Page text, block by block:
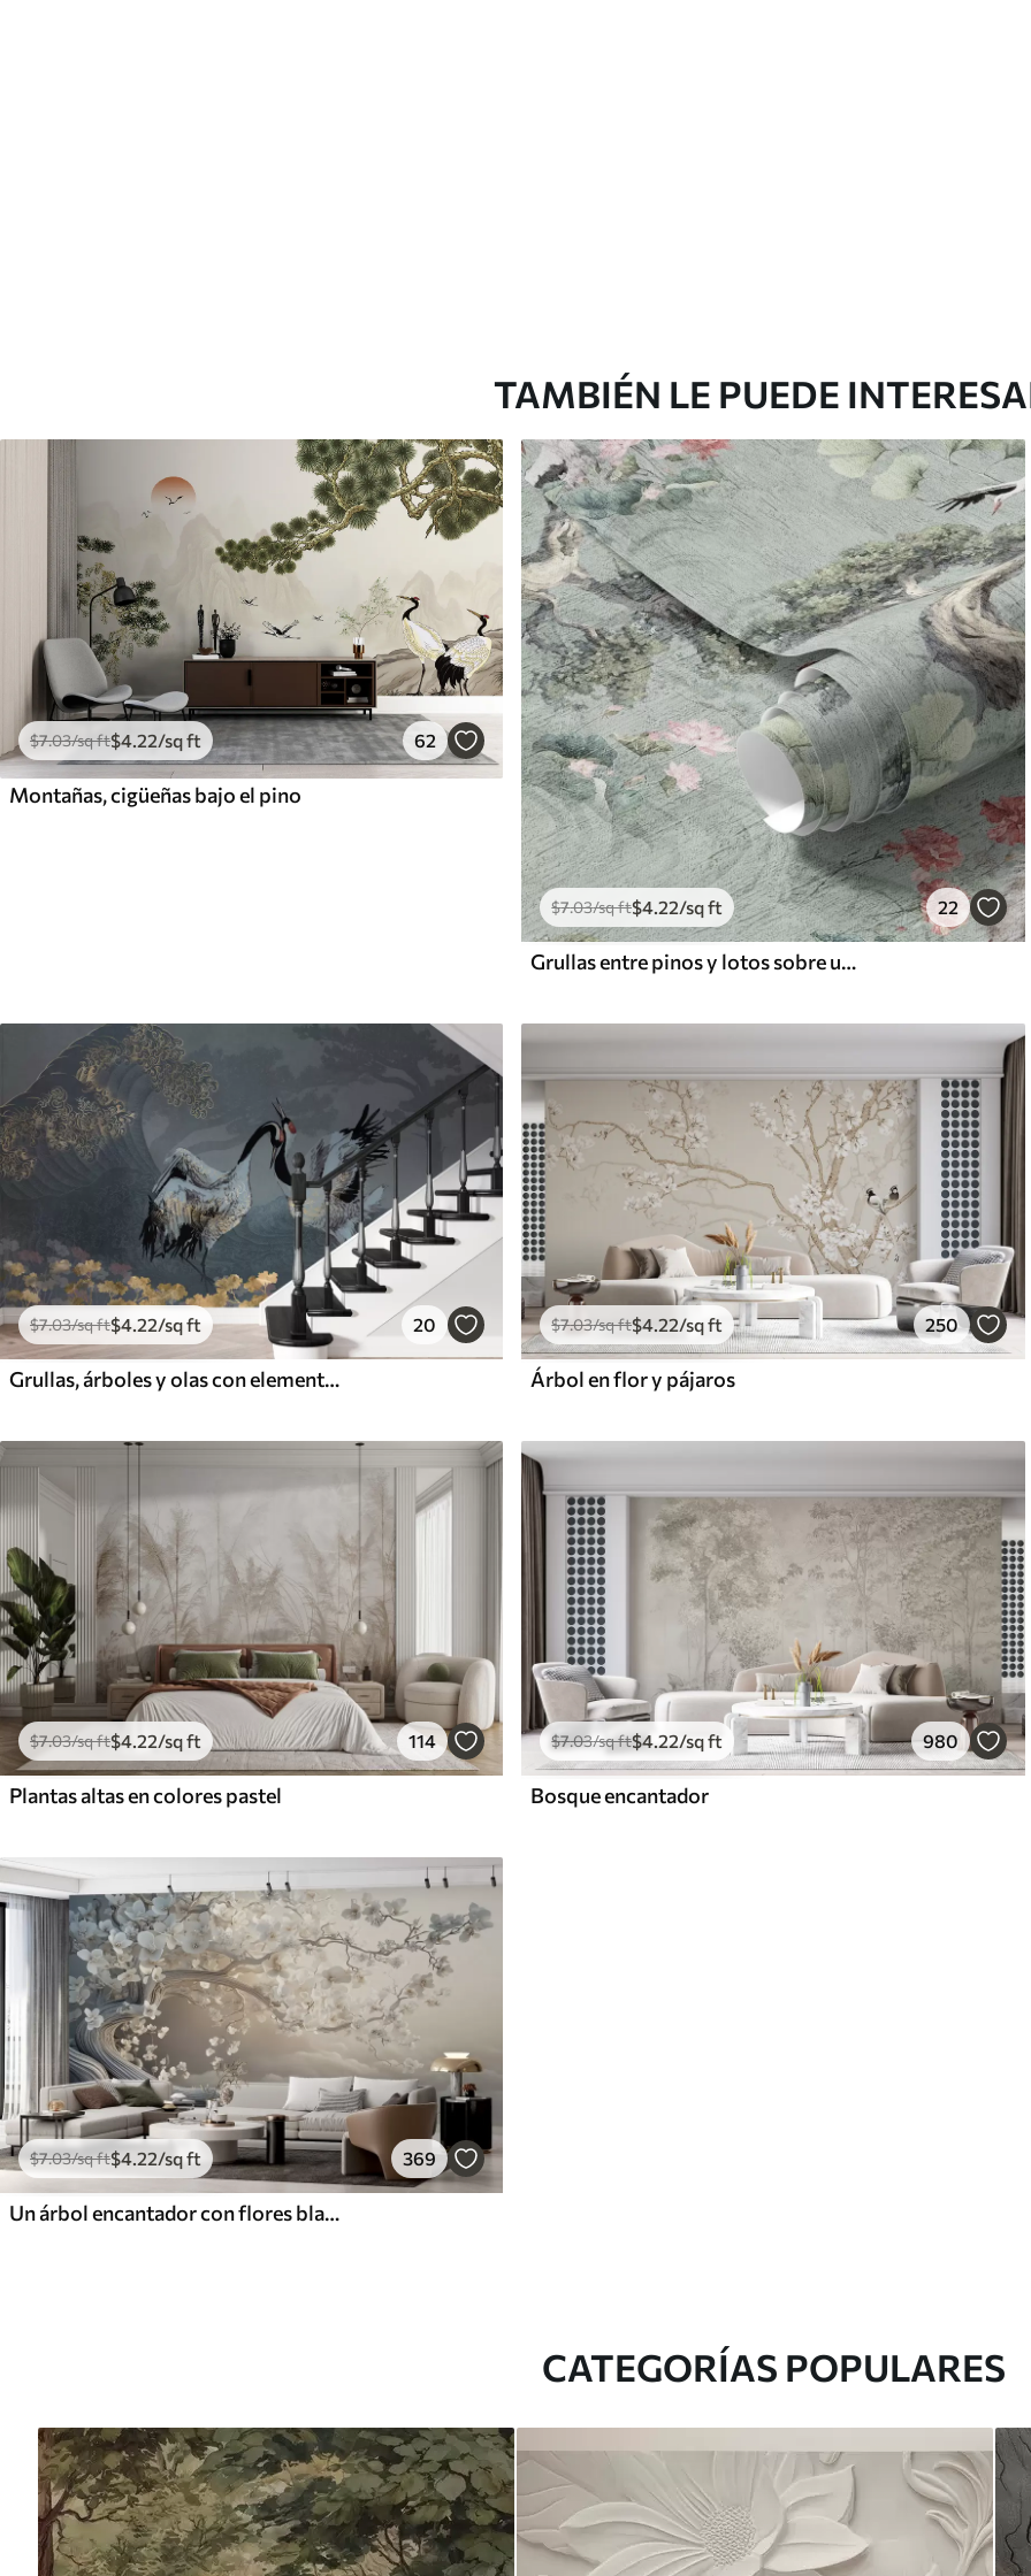
TAMBIÉN LE PUEDE
$7.03/sq ft$4 .22/sq ft 62
Montañas, cigüeñas bajo el pino
$7.03/sq ft$4.22/sq ft 22
Grullas entre pinos y lotos sobre un tranquilo fondo verde
$7.03/sq ft$4.22/sq ft 20
Grullas, árboles y olas con elementos de estilo chino
$7.03/sq ft$4.22/sq ft 250
Árbol en flor y pájaros
$7.03/sq ft$4.22/sq ft 114
Plantas altas en colores pastel
$7.03/sq ft$4.22/sq ft 980
Bosque encantador
$7.03/sq ft$4.22/sq ft 369
Un árbol encantador con flores blancas contra el fondo de nubes en un estilo interesante en delicados colores cálidos
CATEGORÍAS POPULARES